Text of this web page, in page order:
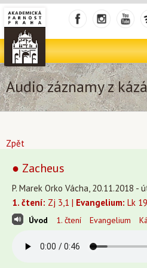
Audio záznamy z
Zpět
● Zacheus
P. Marek Orko Vácha, 20.11.2018 -
1. čtení: Zj 3,1 | Evangelium: Lk
Úvod 1. čtení Evangelium